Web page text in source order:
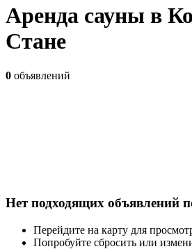
Аренда сауны в
Стане
0 объявлений
Нет подходящих объявлений
Перейдите на карту для
Попробуйте сбросить или